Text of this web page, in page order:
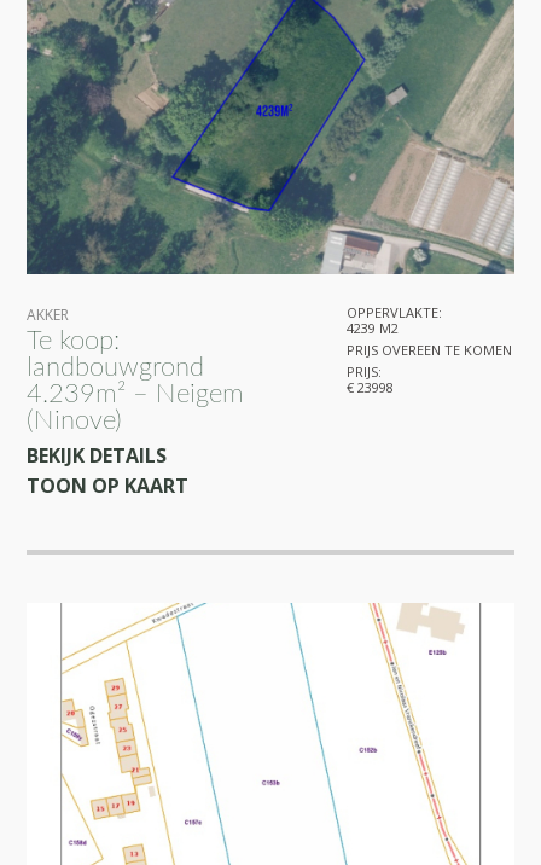
AKKER
Te koop:
landbouwgrond
4.239m² – Neigem
(Ninove)
BEKIJK DETAILS
TOON OP KAART
OPPERVLAKTE:
4239 M2
PRIJS OVEREEN TE KOMEN
PRIJS:
€ 23998